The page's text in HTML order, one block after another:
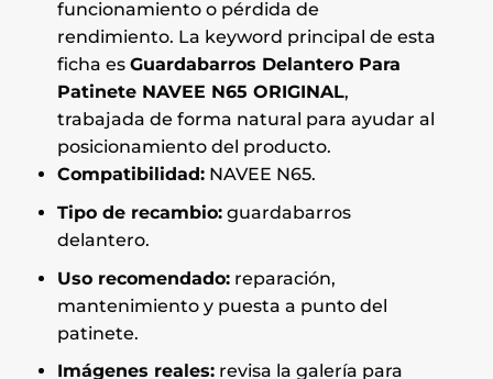
funcionamiento o pérdida de
rendimiento. La keyword principal de esta
ficha es Guardabarros Delantero Para
Patinete NAVEE N65 ORIGINAL,
trabajada de forma natural para ayudar al
posicionamiento del producto.
Compatibilidad:NAVEE N65.
Tipo de recambio:guardabarros
delantero.
Uso recomendado:reparación,
mantenimiento y puesta a punto del
patinete.
Imágenes reales:revisa la galería para